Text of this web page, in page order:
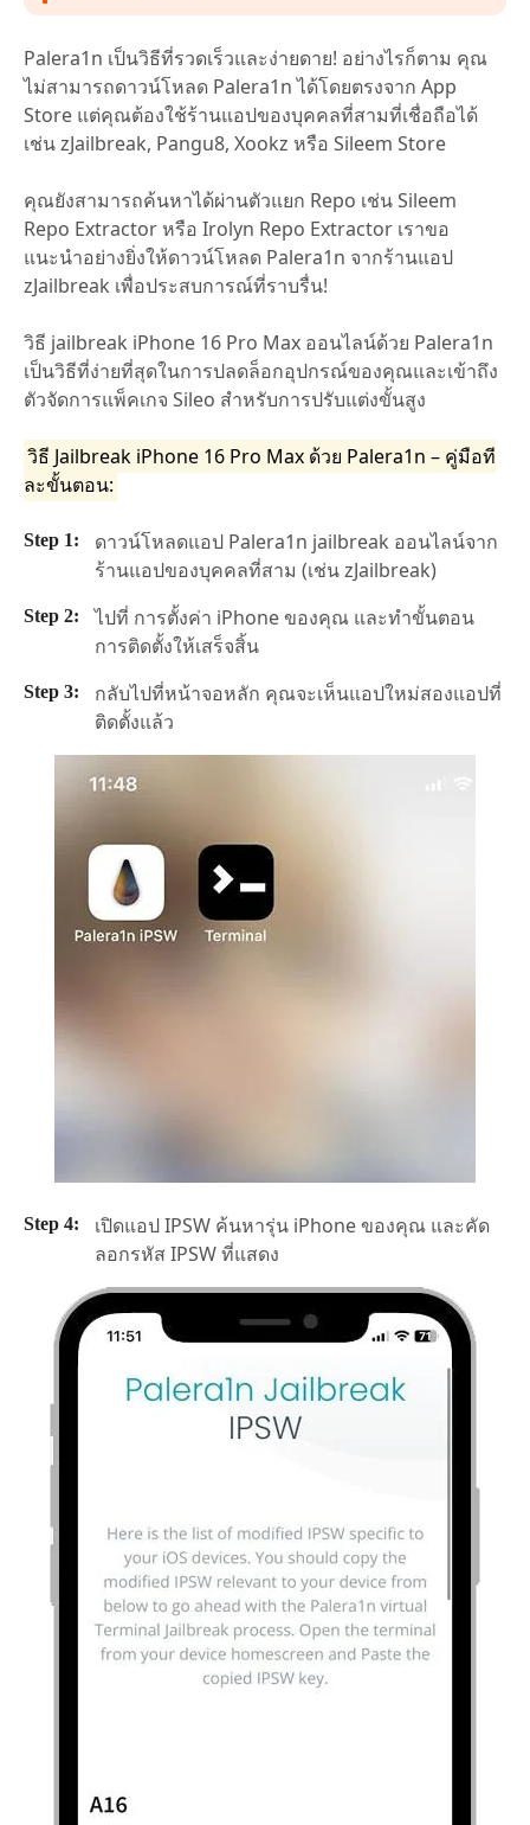
Palera1n เป็นวิธีที่รวดเร็วและง่ายดาย! อย่างไรก็ตาม คุณ
ไม่สามารถดาวน์โหลด Palera1n ได้โดยตรงจาก App
Store แต่คุณต้องใช้ร้านแอปของบุคคลที่สามที่เชื่อถือได้
เช่น zJailbreak, Pangu8, Xookz หรือ Sileem Store
คุณยังสามารถค้นหาได้ผ่านตัวแยก Repo เช่น Sileem
Repo Extractor หรือ Irolyn Repo Extractor เราขอ
แนะนำอย่างยิ่งให้ดาวน์โหลด Palera1n จากร้านแอป
zJailbreak เพื่อประสบการณ์ที่ราบรื่น!
วิธี jailbreak iPhone 16 Pro Max ออนไลน์ด้วย Palera1n
เป็นวิธีที่ง่ายที่สุดในการปลดล็อกอุปกรณ์ของคุณและเข้าถึง
ตัวจัดการแพ็คเกจ Sileo สำหรับการปรับแต่งขั้นสูง
วิธี Jailbreak iPhone 16 Pro Max ด้วย Palera1n – คู่มือที
ละขั้นตอน:
ดาวน์โหลดแอป Palera1n jailbreak ออนไลน์จาก
ร้านแอปของบุคคลที่สาม (เช่น zJailbreak)
ไปที่ การตั้งค่า iPhone ของคุณ และทำขั้นตอน
การติดตั้งให้เสร็จสิ้น
กลับไปที่หน้าจอหลัก คุณจะเห็นแอปใหม่สองแอปที่
ติดตั้งแล้ว
เปิดแอป IPSW ค้นหารุ่น iPhone ของคุณ และคัด
ลอกรหัส IPSW ที่แสดง